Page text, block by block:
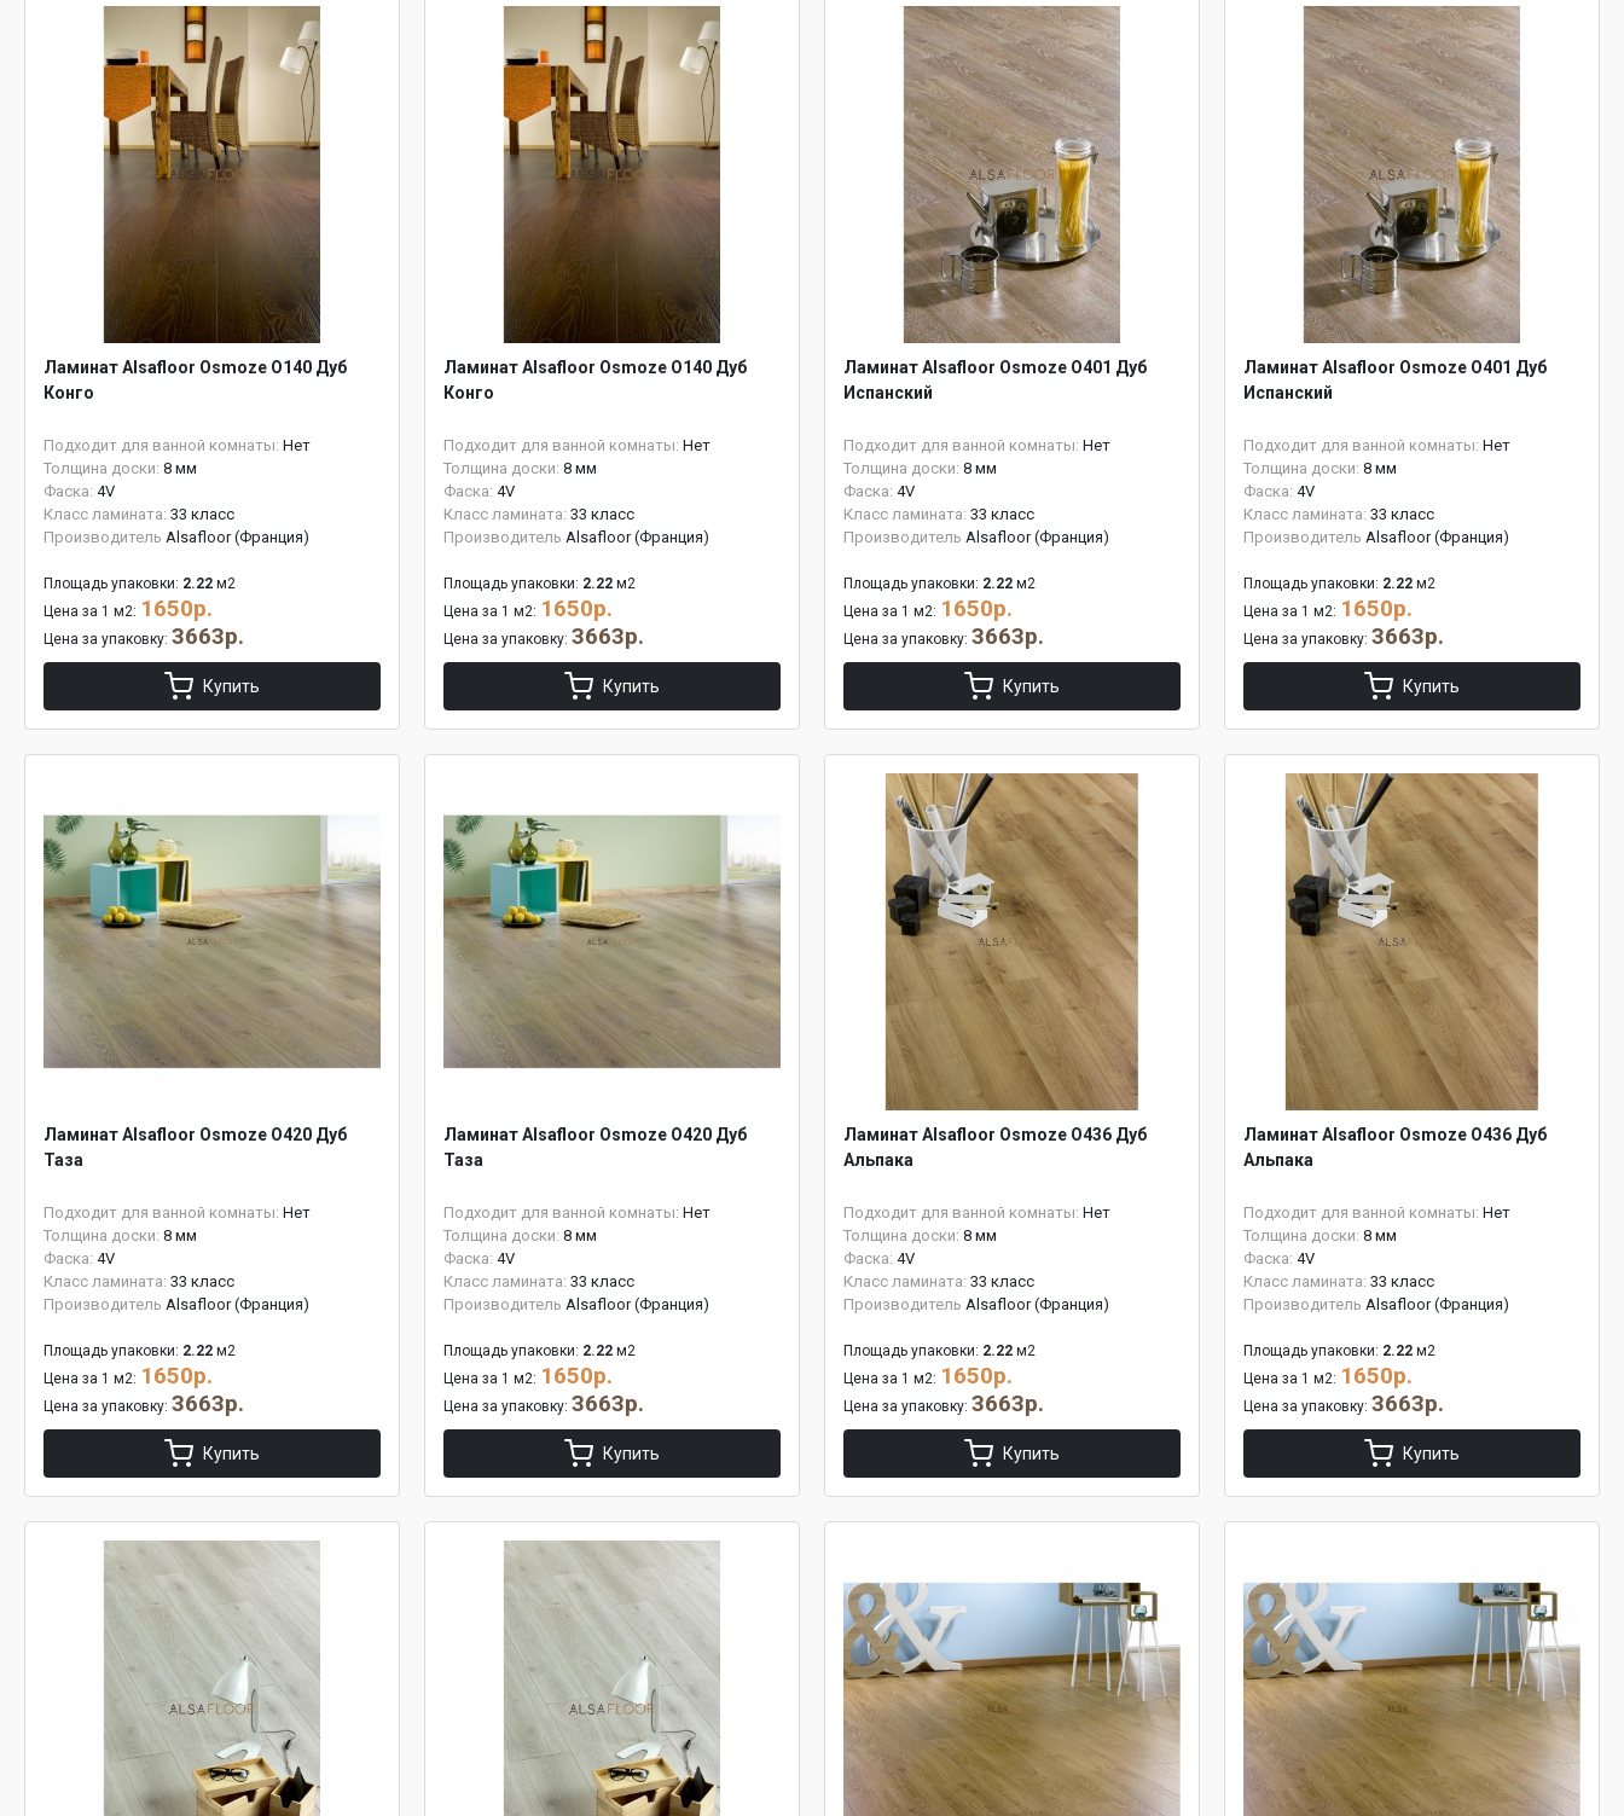
Ламинат Alsafloor Osmoze O140 Дуб
Конго
Подходит для ванной комнаты: Нет
Толщина доски: 8 мм
Фаска: 4V
Класс ламината: 33 класс
Производитель Alsafloor (Франция)
Площадь упаковки: 2.22 м2
Цена за 1 м2: 1650р.
Цена за упаковку: 3663р.
Купить
Ламинат Alsafloor Osmoze O140 Дуб
Конго
Подходит для ванной комнаты: Нет
Толщина доски: 8 мм
Фаска: 4V
Класс ламината: 33 класс
Производитель Alsafloor (Франция)
Площадь упаковки: 2.22 м2
Цена за 1 м2: 1650р.
Цена за упаковку: 3663р.
Купить
Ламинат Alsafloor Osmoze O401 Дуб
Испанский
Подходит для ванной комнаты: Нет
Толщина доски: 8 мм
Фаска: 4V
Класс ламината: 33 класс
Производитель Alsafloor (Франция)
Площадь упаковки: 2.22 м2
Цена за 1 м2: 1650р.
Цена за упаковку: 3663р.
Купить
Ламинат Alsafloor Osmoze O401 Дуб
Испанский
Подходит для ванной комнаты: Нет
Толщина доски: 8 мм
Фаска: 4V
Класс ламината: 33 класс
Производитель Alsafloor (Франция)
Площадь упаковки: 2.22 м2
Цена за 1 м2: 1650р.
Цена за упаковку: 3663р.
Купить
Ламинат Alsafloor Osmoze O420 Дуб
Таза
Подходит для ванной комнаты: Нет
Толщина доски: 8 мм
Фаска: 4V
Класс ламината: 33 класс
Производитель Alsafloor (Франция)
Площадь упаковки: 2.22 м2
Цена за 1 м2: 1650р.
Цена за упаковку: 3663р.
Купить
Ламинат Alsafloor Osmoze O420 Дуб
Таза
Подходит для ванной комнаты: Нет
Толщина доски: 8 мм
Фаска: 4V
Класс ламината: 33 класс
Производитель Alsafloor (Франция)
Площадь упаковки: 2.22 м2
Цена за 1 м2: 1650р.
Цена за упаковку: 3663р.
Купить
Ламинат Alsafloor Osmoze O436 Дуб
Альпака
Подходит для ванной комнаты: Нет
Толщина доски: 8 мм
Фаска: 4V
Класс ламината: 33 класс
Производитель Alsafloor (Франция)
Площадь упаковки: 2.22 м2
Цена за 1 м2: 1650р.
Цена за упаковку: 3663р.
Купить
Ламинат Alsafloor Osmoze O436 Дуб
Альпака
Подходит для ванной комнаты: Нет
Толщина доски: 8 мм
Фаска: 4V
Класс ламината: 33 класс
Производитель Alsafloor (Франция)
Площадь упаковки: 2.22 м2
Цена за 1 м2: 1650р.
Цена за упаковку: 3663р.
Купить